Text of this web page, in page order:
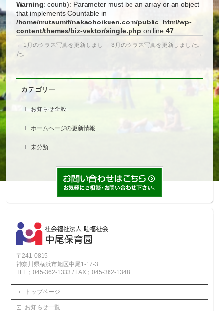
Warning: count(): Parameter must be an array or an object
that implements Countable in
/home/mutsumif/nakaohoikuen.com/public_html/wp-
content/themes/biz-vektor/single.php on line47
← 1月のクラス写真を更新しまし
た。
3月のクラス写真を更新しました。
→
カテゴリー
お知らせ全般
ホームページの更新情報
未分類
〒241-0815
神奈川県横浜市旭区中尾1-17-3
TEL；045-362-1333 / FAX；045-362-1348
トップページ
お知らせ一覧